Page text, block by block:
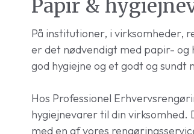
Papir &
På institutioner, i virksomheder,
er det nødvendigt med papir-
god hygiejne og et godt og sundt
Hos Professionel
hygiejnevarer til din virksomhed.
med en af vores